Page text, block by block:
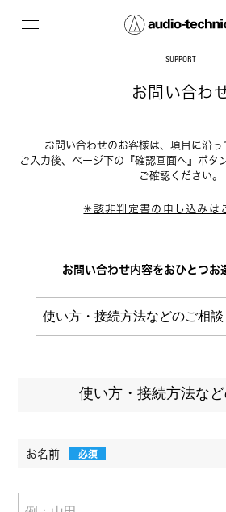
SUPPORT
お問い合わ
お問い合わせのお客様は、項目に沿っ
ご入力後、ページ下の『確認画面へ』ボタ
ご確認ください。
✳︎該非判定書の申し込みは
お問い合わせ内容をおひとつお
使い方・接続方法な
お名前 必須